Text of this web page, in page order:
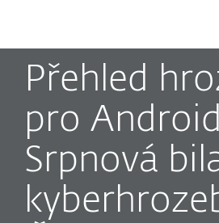
Přehled
pro
Srpnová